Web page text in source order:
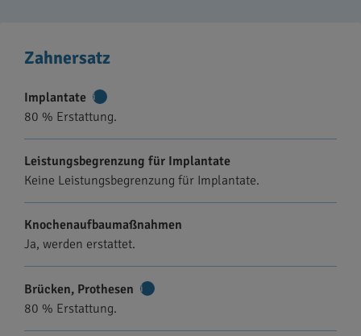
Zahnersatz
Implantate
Informationen
80 % Erstattung.
Leistungsbegrenzung für Implantate
Keine Leistungsbegrenzung für Implantate.
Knochenaufbaumaßnahmen
Ja, werden erstattet.
Brücken, Prothesen
80 % Erstattung.